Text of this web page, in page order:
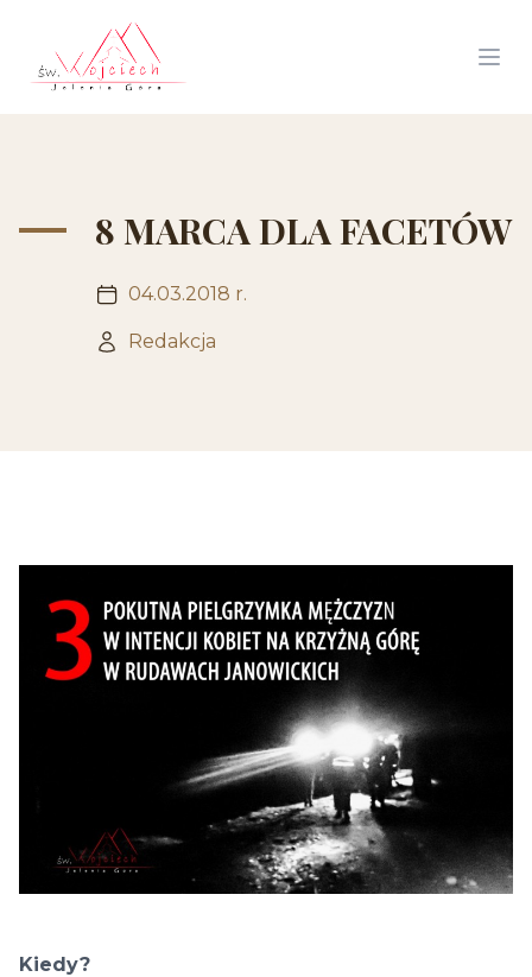
8 MARCA DLA FACETÓW
04.03.2018 r.
Redakcja
Kiedy?